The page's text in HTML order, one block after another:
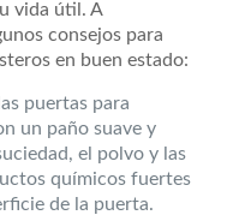
vida útil. A
consejos para
en buen estado:
puertas para
un paño suave y
el polvo y las
químicos fuertes
de la puerta.